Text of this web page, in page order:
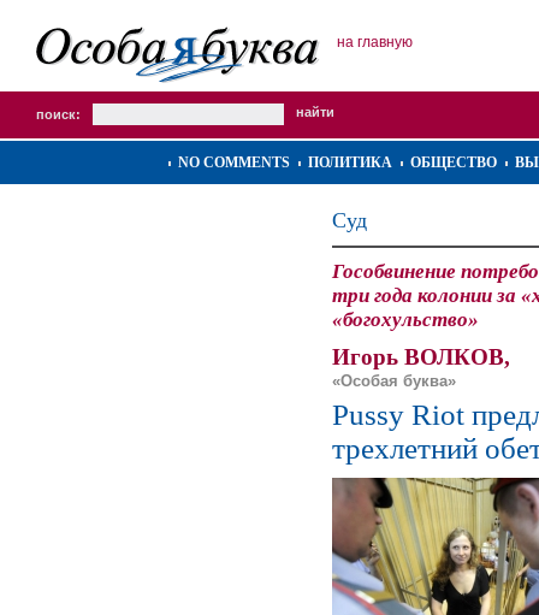
на главную
поиск:
NO COMMENTS ПОЛИТИКА ОБЩЕСТВО
Суд
Гособвинение
три года колонии за
«богохульство»
Игорь ВОЛКОВ,
«Особая буква»
Pussy Riot
трехлетний